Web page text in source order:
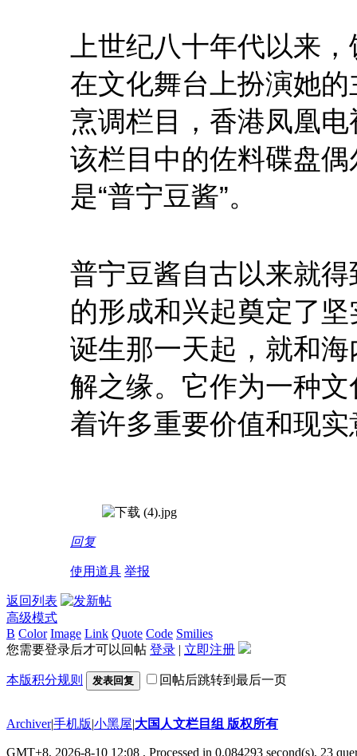
上世纪八十年代以来
在文化舞台上扮演她
烹调栏目，香港凤凰
该栏目中的佐料碟盘
是“普宁豆酱”。
普宁豆酱自古以来就
的形成和兴起奠定了
诞生那一天起，就和
解之缘。它作为一种
着许多重要价值和现实
回复
使用道具 举报
返回列表
高级模式
B Color Image Link Quote Code Smilies
您需要登录后才可以回帖 登录 | 立即注册
本版积分规则 发表回复 回帖后跳转到最后一页
Archiver|手机版|小黑屋|大国人文栏目组 版权所有
GMT+8, 2026-8-10 12:08 , Processed in 0.084293 second(s), 23